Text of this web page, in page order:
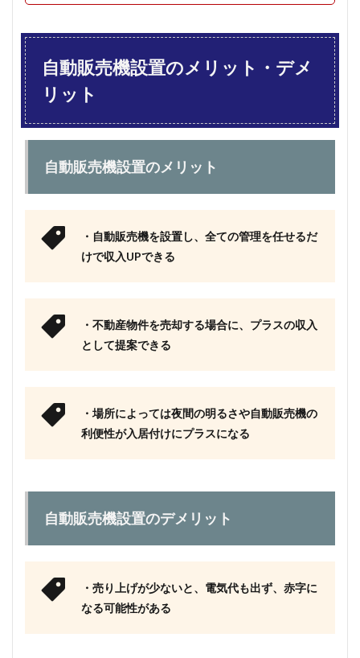
自動販売機設置のメリット・デメ
リット
自動販売機設置のメリット
・自動販売機を設置し、全ての管理を任せるだ
けで収入UPできる
・不動産物件を売却する場合に、プラスの収入
として提案できる
・場所によっては夜間の明るさや自動販売機の
利便性が入居付けにプラスになる
自動販売機設置のデメリット
・売り上げが少ないと、電気代も出ず、赤字に
なる可能性がある